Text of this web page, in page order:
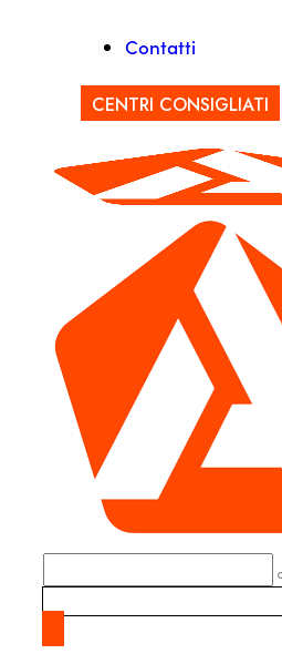
Contatti
CENTRI CONSIGLIATI